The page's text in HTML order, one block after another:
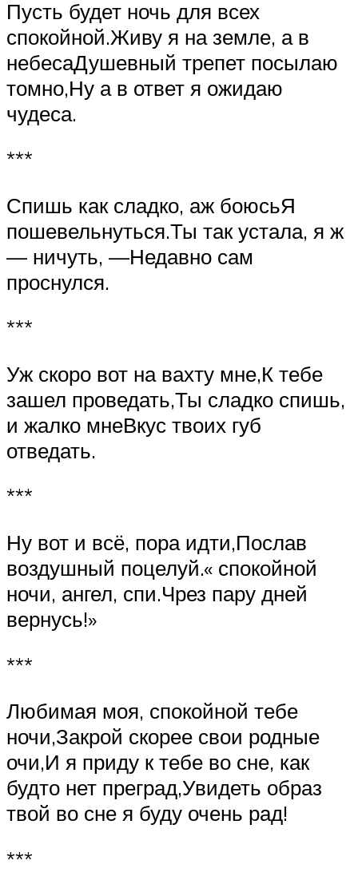
Пусть будет ночь для всех
спокойной.Живу я на земле, а в
небесаДушевный трепет посылаю
томно,Ну а в ответ я ожидаю
чудеса.
***
Спишь как сладко, аж боюсьЯ
пошевельнуться.Ты так устала, я ж
— ничуть, —Недавно сам
проснулся.
***
Уж скоро вот на вахту мне,К тебе
зашел проведать,Ты сладко спишь,
и жалко мнеВкус твоих губ
отведать.
***
Ну вот и всё, пора идти,Послав
воздушный поцелуй.« спокойной
ночи, ангел, спи.Чрез пару дней
вернусь!»
***
Любимая моя, спокойной тебе
ночи,Закрой скорее свои родные
очи,И я приду к тебе во сне, как
будто нет преград,Увидеть образ
твой во сне я буду очень рад!
***